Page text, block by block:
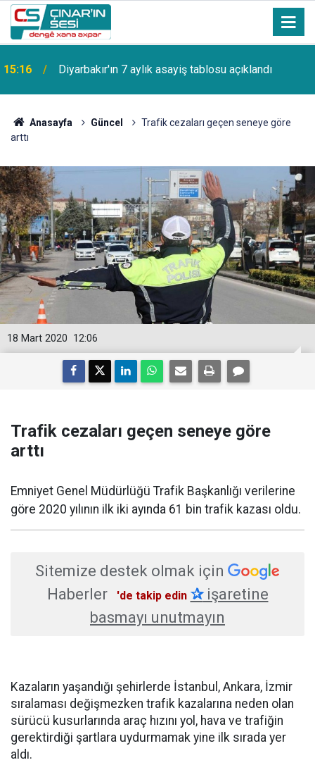
15:16 Diyarbakır'ın 7 aylık asayiş tablosu açıklandı
Anasayfa Güncel
Trafik cezaları geçen seneye göre
arttı
12:06
18 Mart 2020
Trafik cezaları geçen seneye göre
arttı
Emniyet Genel Müdürlüğü Trafik Başkanlığı verilerine
göre 2020 yılının ilk iki ayında 61 bin trafik kazası oldu.
Sitemize destek olmak için
Haberler
'de takip edin ✰işaretine
basmayı unutmayın
Kazaların yaşandığı şehirlerde İstanbul, Ankara, İzmir
sıralaması değişmezken trafik kazalarına neden olan
sürücü kusurlarında araç hızını yol, hava ve trafiğin
gerektirdiği şartlara uydurmamak yine ilk sırada yer
aldı.